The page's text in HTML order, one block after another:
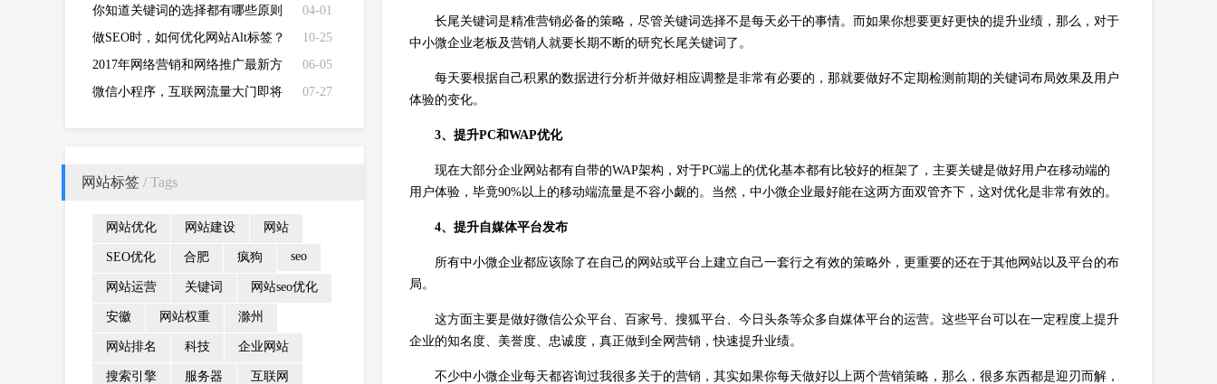
目内容及404页面设置！
04-01
你知道关键词的选择都有哪些原则
吗？
10-25
做SEO时，如何优化网站Alt标签？
06-05
2017年网络营销和网络推广最新方
法大全
07-27
微信小程序，互联网流量大门即将
网站标签 / Tags
网站优化 网站建设 网站
SEO优化 合肥 疯狗 seo
网站运营 关键词 网站seo优化
安徽 网站权重 滁州
网站排名 科技 企业网站
搜索引擎 服务器 互联网
长尾关键词是精准营销必备的策略，尽管关键词选择不是每天必干的事情。而如果你想要更好更快的提升业绩，那么，对于
中小微企业老板及营销人就要长期不断的研究长尾关键词了。
每天要根据自己积累的数据进行分析并做好相应调整是非常有必要的，那就要做好不定期检测前期的关键词布局效果及用户
体验的变化。
3、提升PC和WAP优化
现在大部分企业网站都有自带的WAP架构，对于PC端上的优化基本都有比较好的框架了，主要关键是做好用户在移动端的
用户体验，毕竟90%以上的移动端流量是不容小觑的。当然，中小微企业最好能在这两方面双管齐下，这对优化是非常有效的。
4、提升自媒体平台发布
所有中小微企业都应该除了在自己的网站或平台上建立自己一套行之有效的策略外，更重要的还在于其他网站以及平台的布
局。
这方面主要是做好微信公众平台、百家号、搜狐平台、今日头条等众多自媒体平台的运营。这些平台可以在一定程度上提升
企业的知名度、美誉度、忠诚度，真正做到全网营销，快速提升业绩。
不少中小微企业每天都咨询过我很多关于的营销，其实如果你每天做好以上两个营销策略，那么，很多东西都是迎刃而解，